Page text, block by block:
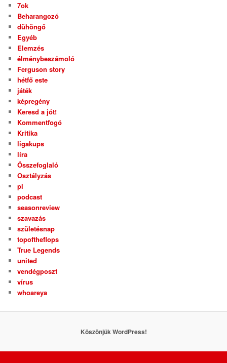
7ok
Beharangozó
dühöngő
Egyéb
Elemzés
élménybeszámoló
Ferguson story
hétfő este
játék
képregény
Keresd a jót!
Kommentfogó
Kritika
ligakups
líra
Összefoglaló
Osztályzás
pl
podcast
seasonreview
szavazás
születésnap
topoftheflops
True Legends
united
vendégposzt
vírus
whoareya
Köszönjük WordPress!